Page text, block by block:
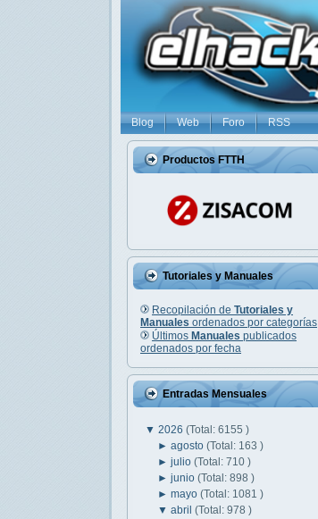
Blog Web Foro RSS
Productos FTTH
Tutoriales y Manuales
Recopilación de Tutoriales y
Manuales ordenados por categorías
Últimos Manuales publicados
ordenados por fecha
Entradas Mensuales
▼ 2026 (Total: 6155 )
►agosto(Total: 163 )
►julio(Total: 710 )
►junio(Total: 898 )
►mayo(Total: 1081 )
▼abril(Total: 978 )